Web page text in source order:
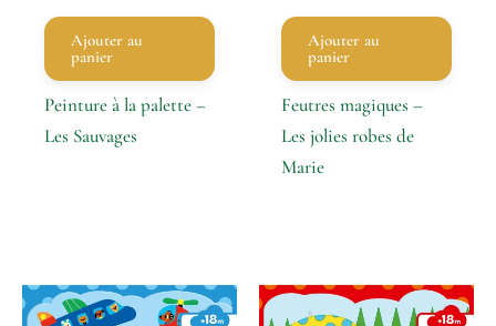
Ajouter au
panier
Peinture à la palette –
Les Sauvages
Ajouter au
panier
Feutres magiques –
Les jolies robes de
Marie